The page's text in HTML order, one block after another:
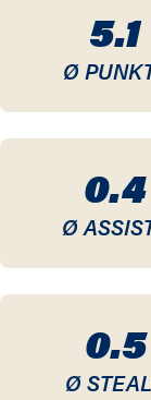
5.1
Ø
0.4
Ø
0.5
Ø